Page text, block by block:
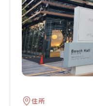
住所